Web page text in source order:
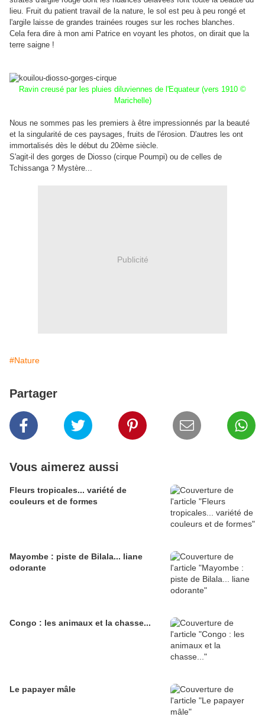
lieu. Fruit du patient travail de la nature, le sol est peu à peu rongé et
l'argile laisse de grandes trainées rouges sur les roches blanches.
Cela fera dire à mon ami Patrice en voyant les photos, on dirait que la
terre saigne !
Ravin creusé par les pluies diluviennes de l'Equateur (vers 1910 ©
Marichelle)
Nous ne sommes pas les premiers à être impressionnés par la beauté
et la singularité de ces paysages, fruits de l'érosion. D'autres les ont
immortalisés dès le début du 20ème siècle.
S'agit-il des gorges de Diosso (cirque Poumpi) ou de celles de
Tchissanga ? Mystère...
Publicité
#Nature
Partager
Vous aimerez aussi
Fleurs tropicales... variété de
couleurs et de formes
Mayombe : piste de Bilala... liane
odorante
Congo : les animaux et la chasse...
Le papayer mâle